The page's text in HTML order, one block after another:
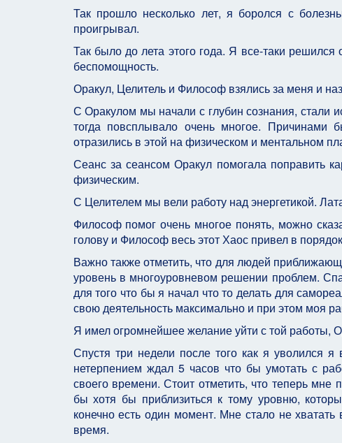
Так прошло несколько лет, я боролся с
проигрывал.
Так было до лета этого года. Я все-таки
беспомощность.
Оракул, Целитель и Философ взялись за меня и
С Оракулом мы начали с глубин сознания, стали
тогда повсплывало очень многое.
отразились в этой на физическом и ментальном
Сеанс за сеансом Оракул помогала поправить
физическим.
С Целителем мы вели работу над энергетикой.
Философ помог очень многое понять, можно
голову и Философ весь этот Хаос привел в
Важно также отметить, что для людей
уровень в многоуровневом решении проблем.
для того что бы я начал что то делать для
свою деятельность максимально и при этом моя
Я имел огромнейшее желание уйти с той работы,
Спустя три недели после того как я уволился
нетерпением ждал 5 часов что бы умотать с
своего времени. Стоит отметить, что теперь мне
бы хотя бы приблизиться к тому уровню,
конечно есть один момент. Мне стало не
время.